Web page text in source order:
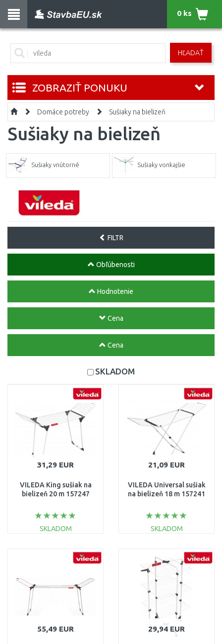
HĽADAŤ
0 ks
ZOBRAZIŤ PONUKU
Domáce potreby Sušiaky na bielizeň
Sušiaky na bielizeň
Sušiaky vnútorné Sušiaky vonkajšie
FILTR
Obľúbenosti
Hodnotenie
Cena
Cena
SKLADOM
31,29 EUR
VILEDA King sušiak na
bielizeň 20 m 157247
SKLADOM
21,09 EUR
VILEDA Universal sušiak
na bielizeň 18 m 157241
SKLADOM
Porovnať
55,49 EUR 29,94 EUR